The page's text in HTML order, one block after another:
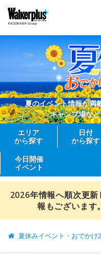
夏のイベント情報が満
キャンプ場な
エリア
から探す
日付
から探す
今日開催
イベント
2026年情報へ順次更
報もございます
夏休みイベント・おでかけ